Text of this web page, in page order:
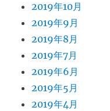
2019年10月
2019年9月
2019年8月
2019年7月
2019年6月
2019年5月
2019年4月